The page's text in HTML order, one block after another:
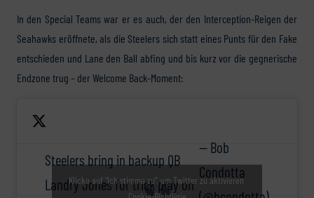
In den Special Teams war er es auch, der den Interception-Reigen der
Seahawks eröffnete, als die Steelers sich statt eines Punts für den Fake
entschieden und Lane den Ball abfing und bis kurz vor die gegnerische
Endzone trug – der Welcome Back-Moment:
Steelers bring in backup QB
Landry Jones for trick play on
— Bob
Condotta
Klicke auf "Ich stimme zu", um Twitter zu aktivieren